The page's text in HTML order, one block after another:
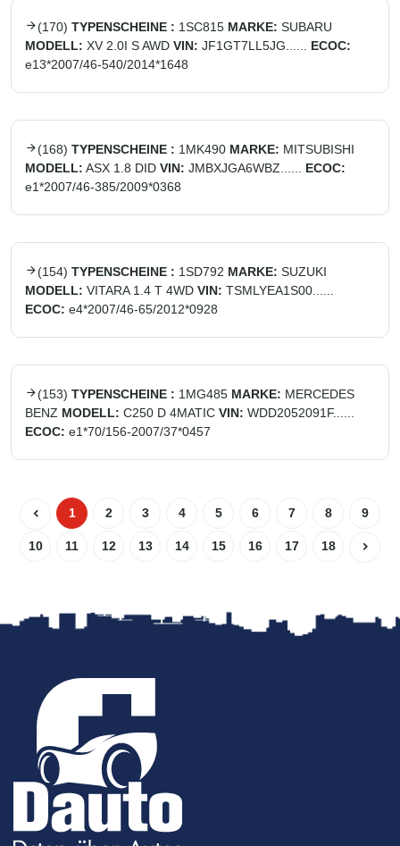
(170) TYPENSCHEINE : 1SC815 MARKE: SUBARU
MODELL: XV 2.0I S AWD VIN: JF1GT7LL5JG......
ECOC:
e13*2007/46-540/2014*1648
(168) TYPENSCHEINE : 1MK490 MARKE: MITSUBISHI
MODELL: ASX 1.8 DID VIN: JMBXJGA6WBZ......
ECOC:
e1*2007/46-385/2009*0368
(154) TYPENSCHEINE : 1SD792 MARKE: SUZUKI
MODELL: VITARA 1.4 T 4WD VIN: TSMLYEA1S00......
ECOC: e4*2007/46-65/2012*0928
(153) TYPENSCHEINE : 1MG485 MARKE: MERCEDES
BENZ MODELL: C250 D 4MATIC VIN: WDD2052091F......
ECOC: e1*70/156-2007/37*0457
1 2 3 4 5 6 7 8 9
10 11 12 13 14 15 16 17 18